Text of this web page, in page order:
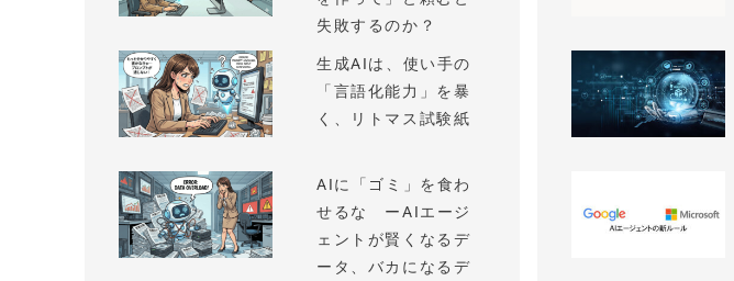
失敗するのか？
生成AIは、使い手の
「言語化能力」を暴
く、リトマス試験紙
AIに「ゴミ」を食わ
せるな ーAIエージ
ェントが賢くなるデ
ータ、バカになるデ